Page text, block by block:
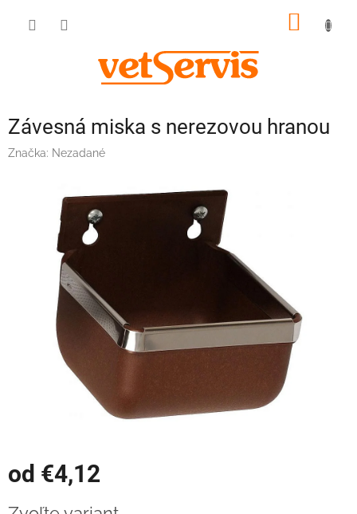
Závesná miska s nerezovou hranou
Značka: Nezadané
od €4,12